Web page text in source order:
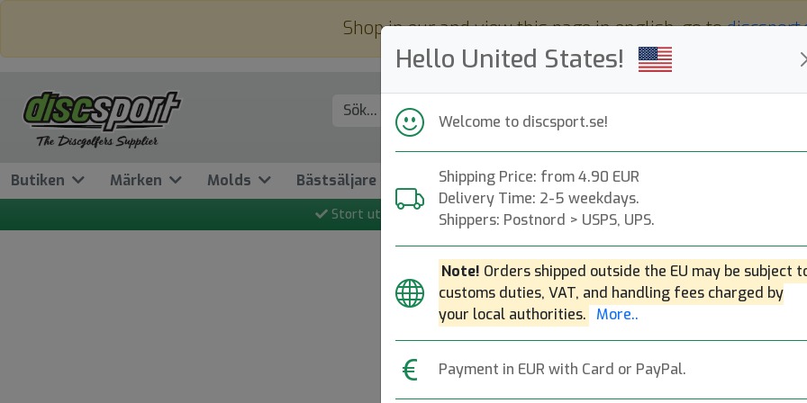
Hello United States!
Welcome to discsport.se!
Shipping Price: from 4.90 EUR
Delivery Time: 2-5 weekdays.
Shippers: Postnord > USPS, UPS.
Note! Orders shipped outside the EU may be subject
customs duties, VAT, and handling fees charged by
your local authorities. More..
Payment in EUR with Card or PayPal.
Shop in eur and view this page in english, go to
Butiken Märken Molds Bästsäljare Nyheter Påfyllt Kampanjer
Stort utbud Snabba leveranser Fri frakt över 149 EUR
8